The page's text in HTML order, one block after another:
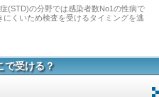
(STD)の分野では感染者数No1の性病で
くいため検査を受けるタイミングを逃
で受ける？